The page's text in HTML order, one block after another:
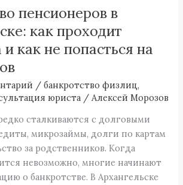
пенсионеров в
как проходит
как не попасться на
/банкротство физлиц,
юриста / Алексей Морозов
сталкиваются с долговыми
микрозаймы, долги по картам
за родственников. Когда
невозможно, многие начинают
о банкротстве. В Архангельске